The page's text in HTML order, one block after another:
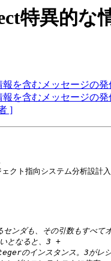
特異的
報を含むメッセージの
報を含むメッセージの
]
ト指向システム分析設計